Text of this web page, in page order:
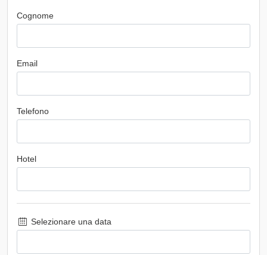
Cognome
Email
Telefono
Hotel
Selezionare una data